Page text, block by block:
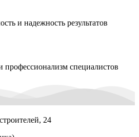
и надежность результатов
специалистов
24